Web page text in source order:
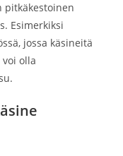
pitkäkestoinen
Esimerkiksi
jossa käsineitä
olla